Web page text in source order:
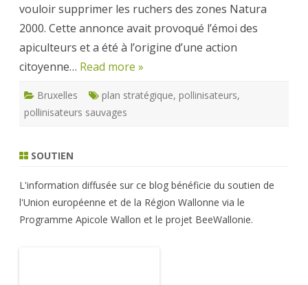
vouloir supprimer les ruchers des zones Natura
2000. Cette annonce avait provoqué l’émoi des
apiculteurs et a été à l’origine d’une action
citoyenne… Read more »
Bruxelles plan stratégique, pollinisateurs,
pollinisateurs sauvages
SOUTIEN
L'information diffusée sur ce blog bénéficie du soutien de
l'Union européenne et de la Région Wallonne via le
Programme Apicole Wallon et le projet BeeWallonie.